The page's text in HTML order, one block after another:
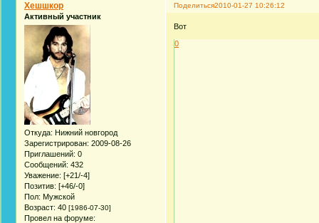
Поделиться2010-01-27 10:26:12
Хешшкор
Активный участник
Откуда: Нижний новгород
Зарегистрирован: 2009-08-26
Приглашений: 0
Сообщений: 432
Уважение: [+21/-4]
Позитив: [+46/-0]
Пол: Мужской
Возраст: 40 [1986-07-30]
Провел на форуме:
Вот
0